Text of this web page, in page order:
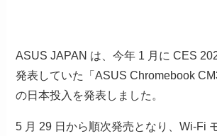
ASUS JAPAN は、今年 1 月に CES
発表していた「ASUS Chromebook
の日本投入を発表しました。
5 月 29 日から順次発売となり、Wi-Fi